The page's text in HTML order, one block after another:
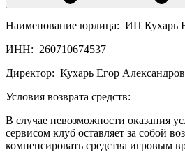
Наименование юрлица: ИП Кухарь
ИНН: 260710674537
Директор: Кухарь Егор
Условия возврата средств:
В случае невозможности оказания
сервисом клуб оставляет за собой
компенсировать средства игровым